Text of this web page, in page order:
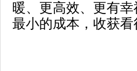
暖、更高效、更有
最小的成本，收获看